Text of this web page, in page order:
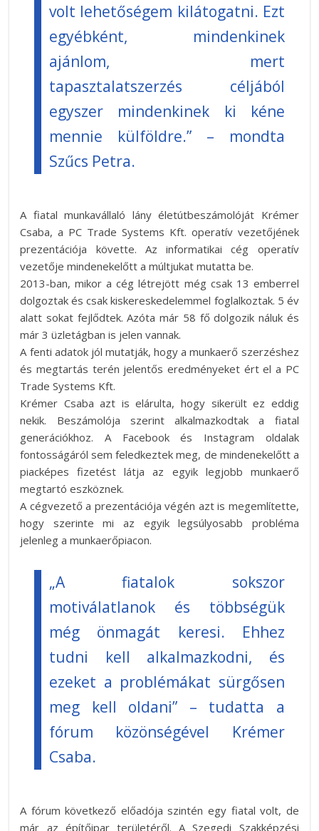
volt lehetőségem kilátogatni. Ezt
egyébként, mindenkinek
ajánlom, mert
tapasztalatszerzés céljából
egyszer mindenkinek ki kéne
mennie külföldre.” – mondta
Szűcs Petra.
A fiatal munkavállaló lány életútbeszámolóját Krémer
Csaba, a PC Trade Systems Kft. operatív vezetőjének
prezentációja követte. Az informatikai cég operatív
vezetője mindenekelőtt a múltjukat mutatta be.
2013-ban, mikor a cég létrejött még csak 13 emberrel
dolgoztak és csak kiskereskedelemmel foglalkoztak. 5 év
alatt sokat fejlődtek. Azóta már 58 fő dolgozik náluk és
már 3 üzletágban is jelen vannak.
A fenti adatok jól mutatják, hogy a munkaerő szerzéshez
és megtartás terén jelentős eredményeket ért el a PC
Trade Systems Kft.
Krémer Csaba azt is elárulta, hogy sikerült ez eddig
nekik. Beszámolója szerint alkalmazkodtak a fiatal
generációkhoz. A Facebook és Instagram oldalak
fontosságáról sem feledkeztek meg, de mindenekelőtt a
piacképes fizetést látja az egyik legjobb munkaerő
megtartó eszköznek.
A cégvezető a prezentációja végén azt is megemlítette,
hogy szerinte mi az egyik legsúlyosabb probléma
jelenleg a munkaerőpiacon.
„A fiatalok sokszor
motiválatlanok és többségük
még önmagát keresi. Ehhez
tudni kell alkalmazkodni, és
ezeket a problémákat sürgősen
meg kell oldani” – tudatta a
fórum közönségével Krémer
Csaba.
A fórum következő előadója szintén egy fiatal volt, de
már az építőipar területéről. A Szegedi Szakképzési